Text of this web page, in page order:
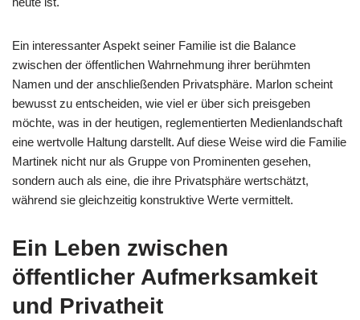
Ein interessanter Aspekt seiner Familie ist die Balance
zwischen der öffentlichen Wahrnehmung ihrer berühmten
Namen und der anschließenden Privatsphäre. Marlon scheint
bewusst zu entscheiden, wie viel er über sich preisgeben
möchte, was in der heutigen, reglementierten Medienlandschaft
eine wertvolle Haltung darstellt. Auf diese Weise wird die Familie
Martinek nicht nur als Gruppe von Prominenten gesehen,
sondern auch als eine, die ihre Privatsphäre wertschätzt,
während sie gleichzeitig konstruktive Werte vermittelt.
Ein Leben zwischen
öffentlicher Aufmerksamkeit
und Privatheit